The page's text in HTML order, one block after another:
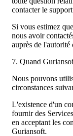
contacter le
Si vous estimez
nous avoir
auprès de l'autorité
7. Quand
Nous pouvons
circonstances
L'existence d'un
fournir des
en acceptant les
Guriansoft.